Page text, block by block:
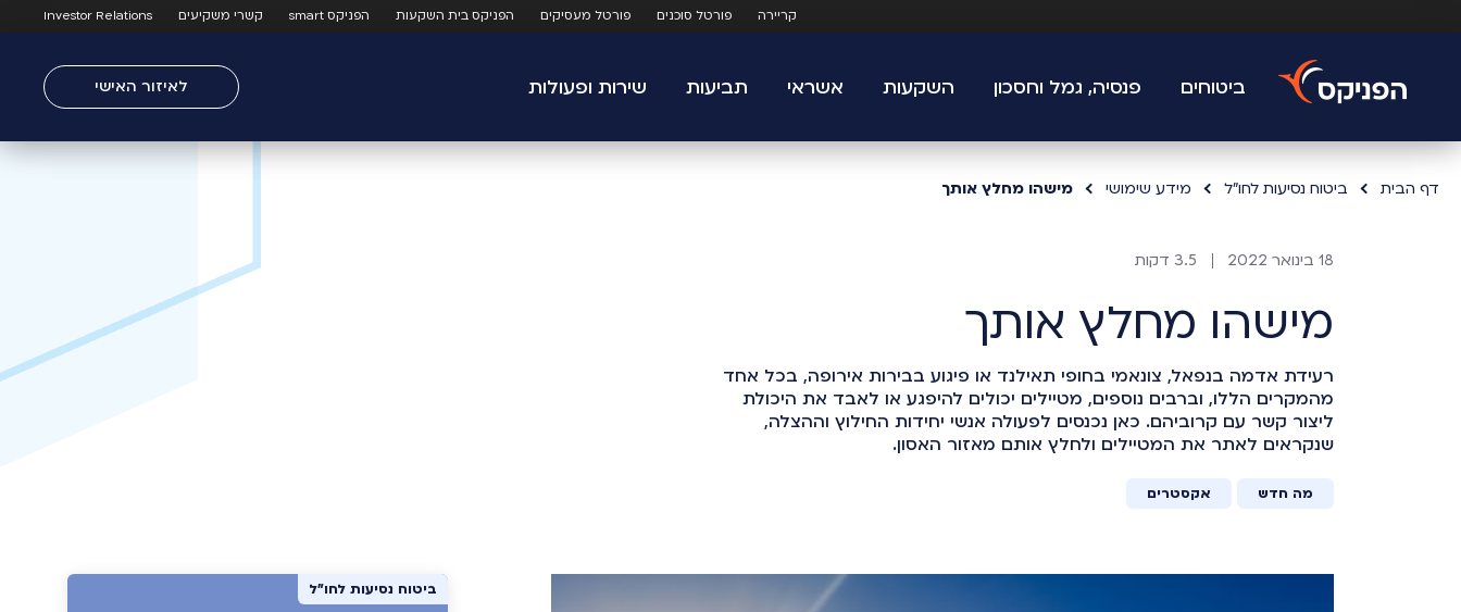
קריירה פורטל סוכנים פורטל מעסיקים הפניקס בית השקעות הפניקס smart קשרי משקיעים Investor Relations
ביטוחים פנסיה, גמל וחסכון השקעות אשראי תביעות שירות ופעולות לאיזור האישי
דף הבית ביטוח נסיעות לחו"ל מידע שימושי מישהו מחלץ אותך
18 בינואר 2022 3.5 דקות
מישהו מחלץ אותך
רעידת אדמה בנפאל, צונאמי בחופי תאילנד או פיגוע בבירות אירופה, בכל אחד
מהמקרים הללו, וברבים נוספים, מטיילים יכולים להיפגע או לאבד את היכולת
ליצור קשר עם קרוביהם. כאן נכנסים לפעולה אנשי יחידות החילוץ וההצלה,
שנקראים לאתר את המטיילים ולחלץ אותם מאזור האסון.
מה חדש אקסטרים
ביטוח נסיעות לחו"ל